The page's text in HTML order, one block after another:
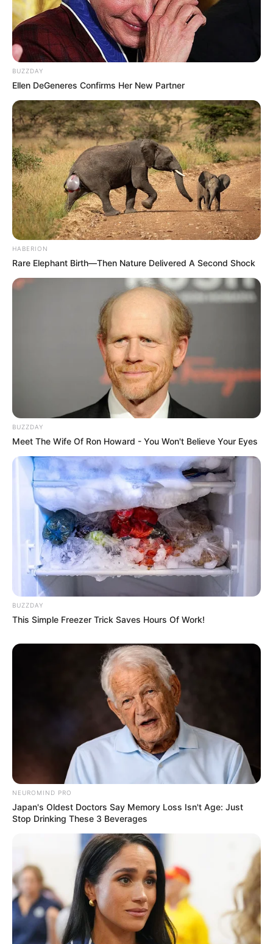
BUZZDAY
Ellen DeGeneres Confirms Her New Partner
HABERION
Rare Elephant Birth—Then Nature Delivered A Second Shock
BUZZDAY
Meet The Wife Of Ron Howard - You Won't Believe Your Eyes
BUZZDAY
This Simple Freezer Trick Saves Hours Of Work!
NEUROMIND PRO
Japan's Oldest Doctors Say Memory Loss Isn't Age: Just
Stop Drinking These 3 Beverages